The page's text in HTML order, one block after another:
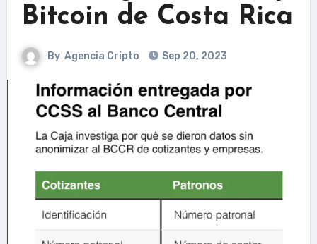
Bitcoin de Costa Rica
By Agencia Cripto Sep 20, 2023